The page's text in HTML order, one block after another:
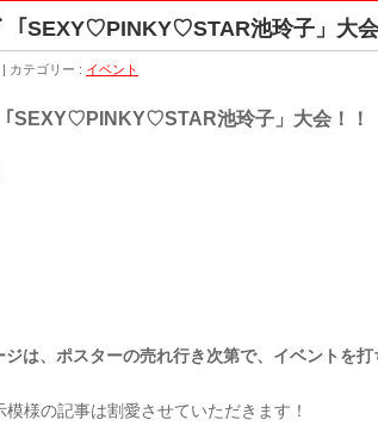
「SEXY♡PINKY♡STAR池玲子」大会
カテゴリー : イベント
「SEXY♡PINKY♡STAR池玲子」大会 ！ ！
は、ポスターの売れ行き次第で、イベントを打
様の記事は割愛させていただきます！